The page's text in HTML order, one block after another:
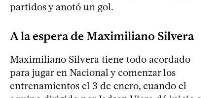
partidos y anotó un gol.
A la espera de Maximiliano Silvera
Maximiliano Silvera tiene todo acordado
para jugar en Nacional y comenzar los
entrenamientos el 3 de enero, cuando el